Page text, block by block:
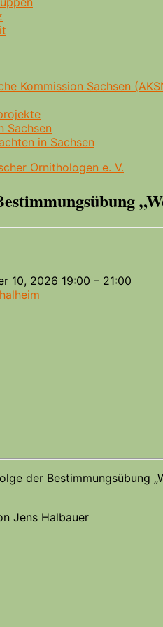
Kommission Sachsen
Sachsen
in Sachsen
Ornithologen e. V.
10, 2026 19:00 – 21:00
der Bestimmungsübung
Jens Halbauer